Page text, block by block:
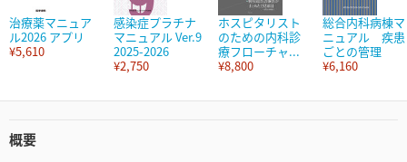
治療薬マニュア
ル2026 アプリ
¥5,610
感染症プラチナ
マニュアル Ver.9
2025-2026
¥2,750
ホスピタリスト
のための内科診
療フローチャ...
¥8,800
総合内科病棟マ
ニュアル 疾患
ごとの管理
¥6,160
概要